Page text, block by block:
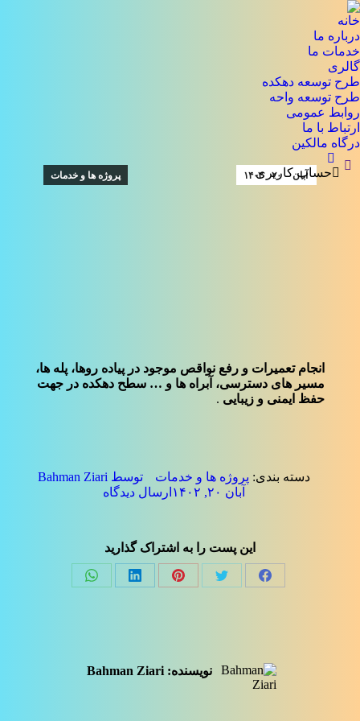
خانه
درباره ما
خدمات ما
گالری
طرح توسعه دهکده
طرح توسعه واحه
روابط عمومی
ارتباط با ما
درگاه مالکین
جستجو:
حساب کاربری
آبان ۲۰ ۱۴۰۲ پروژه ها و خدمات
انجام تعمیرات و رفع نواقص موجود در پیاده روها، پله ها،
مسیر های دسترسی، آبراه ها و … سطح دهکده در جهت
حفظ ایمنی و زیبایی .
دسته بندی: پروژه ها و خدمات توسط Bahman Ziari
آبان ۲۰, ۱۴۰۲
ارسال دیدگاه
این پست را به اشتراک گذارید
Share
Share
Share
Share
Share
نویسنده: